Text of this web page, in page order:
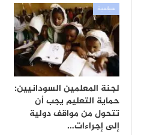
سياسية
لجنة المعلمين السودانيين:
حماية التعليم يجب أن
تتحول من مواقف دولية
إلى إجراءات…